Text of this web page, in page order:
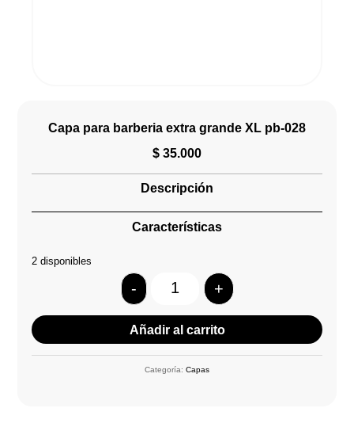
Capa para barberia extra grande XL pb-028
$ 35.000
Descripción
Características
2 disponibles
Quantity
- +
Añadir al carrito
Categoría: Capas